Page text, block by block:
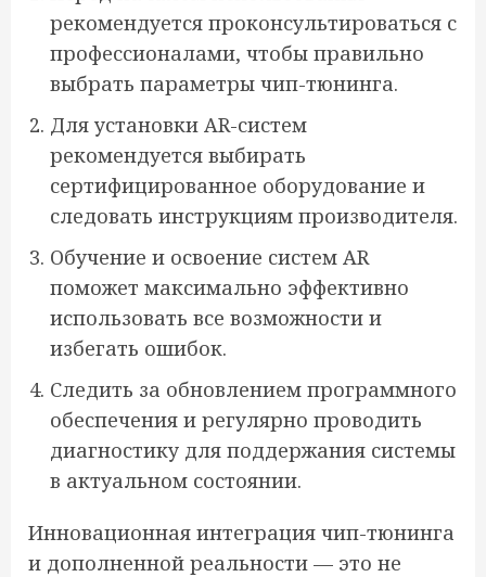
рекомендуется проконсультироваться с
профессионалами, чтобы правильно
выбрать параметры чип-тюнинга.
Для установки AR-систем
рекомендуется выбирать
сертифицированное оборудование и
следовать инструкциям производителя.
Обучение и освоение систем AR
поможет максимально эффективно
использовать все возможности и
избегать ошибок.
Следить за обновлением программного
обеспечения и регулярно проводить
диагностику для поддержания системы
в актуальном состоянии.
Инновационная интеграция чип-тюнинга
и дополненной реальности — это не